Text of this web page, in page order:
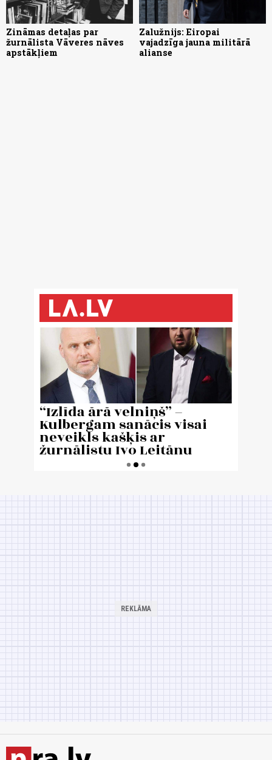
Zināmas detaļas par
žurnālista Vāveres nāves
apstākļiem
Zalužnijs: Eiropai
vajadzīga jauna militārā
alianse